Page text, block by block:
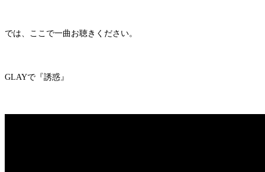
では、ここで一曲お聴きください。
GLAYで『誘惑』